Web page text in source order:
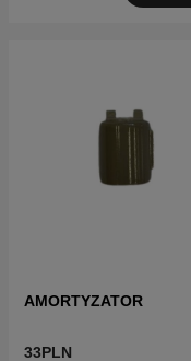
AMORTYZATOR
33PLN